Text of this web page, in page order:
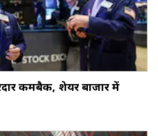
कमबैक, शेयर बाजार में